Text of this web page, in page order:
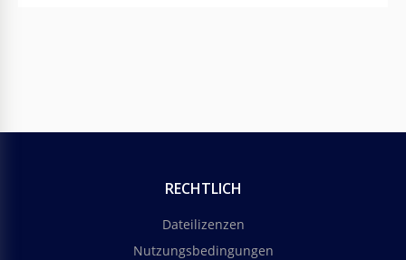
RECHTLICH
Dateilizenzen
Nutzungsbedingungen